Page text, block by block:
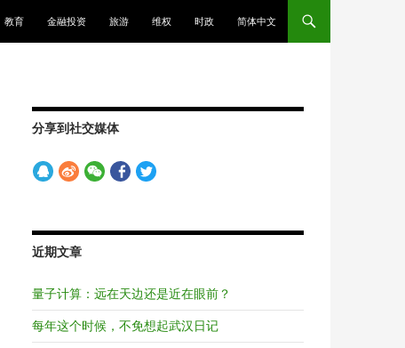
教育 金融投资 旅游 维权 时政 简体中文
分享到社交媒体
近期文章
量子计算：远在天边还是近在眼前？
每年这个时候，不免想起武汉日记